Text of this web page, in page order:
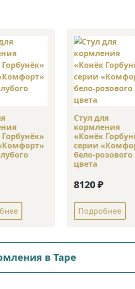
Стул для
кормления
«Конёк
серии
бело-розового
цвета
8120 ₽
Подробнее
в Таре